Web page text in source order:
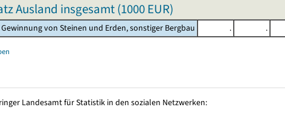
Ausland insgesamt (1000 EUR)
Gewinnung von Steinen und Erden, sonstiger Bergbau . .
Landesamt für Statistik in den sozialen Netzwerken: